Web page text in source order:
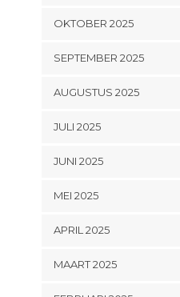
OKTOBER 2025
SEPTEMBER 2025
AUGUSTUS 2025
JULI 2025
JUNI 2025
MEI 2025
APRIL 2025
MAART 2025